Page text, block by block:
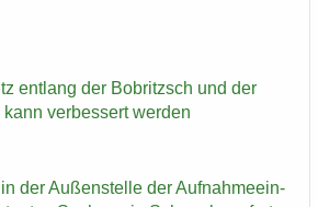
ent­lang der Bobritzsch und der
ver­bes­sert wer­den
der Au­ßen­stel­le der Auf­nah­me­ein­